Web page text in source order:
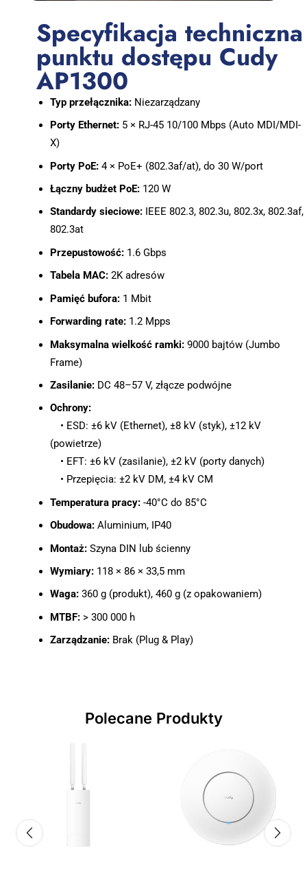
Specyfikacja techniczna
punktu dostępu Cudy
AP1300
Typ przełącznika:Niezarządzany
Porty Ethernet:5 × RJ-45 10/100 Mbps (Auto MDI/MDI-
X)
Porty PoE:4 × PoE+ (802.3af/at), do 30 W/port
Łączny budżet PoE:120 W
Standardy sieciowe:IEEE 802.3, 802.3u, 802.3x, 802.3af,
802.3at
Przepustowość:1.6 Gbps
Tabela MAC:2K adresów
Pamięć bufora:1 Mbit
Forwarding rate:1.2 Mpps
Maksymalna wielkość ramki:9000 bajtów (Jumbo
Frame)
Zasilanie:DC 48–57 V, złącze podwójne
Ochrony:
• ESD: ±6 kV (Ethernet), ±8 kV (styk), ±12 kV
(powietrze)
• EFT: ±6 kV (zasilanie), ±2 kV (porty danych)
• Przepięcia: ±2 kV DM, ±4 kV CM
Temperatura pracy:-40°C do 85°C
Obudowa:Aluminium, IP40
Montaż:Szyna DIN lub ścienny
Wymiary:118 × 86 × 33,5 mm
Waga:360 g (produkt), 460 g (z opakowaniem)
MTBF:> 300 000 h
Zarządzanie:Brak (Plug & Play)
Polecane Produkty